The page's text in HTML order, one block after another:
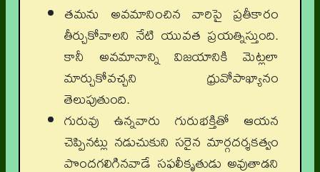
తమను అవమానించిన వారిపై ప్రతీకారం
తీర్చుకోవాలని నేటి యువత ప్రయత్నిస్తుంది.
కానీ అవమానాన్ని విజయానికి మెట్లలా
మార్చుకోవచ్చని ధ్రువోపాఖ్యానం
తెలుపుతుంది.
గురువు ఉన్నవారు గురుభక్తితో ఆయన
చెప్పినట్లు నడుచుకుని సరైన మార్గదర్శకత్వం
పొందగలిగినవాడే సఫలీకృతుడు అవుతాడని